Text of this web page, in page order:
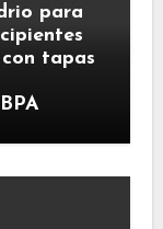
para
tapas